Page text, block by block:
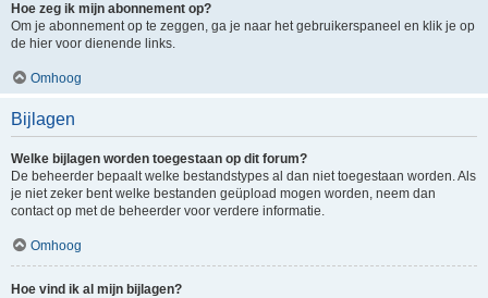
Hoe zeg ik mijn abonnement op?
Om je abonnement op te zeggen, ga je naar het gebruikerspaneel en klik je op
de hier voor dienende links.
Omhoog
Bijlagen
Welke bijlagen worden toegestaan op dit forum?
De beheerder bepaalt welke bestandstypes al dan niet toegestaan worden. Als
je niet zeker bent welke bestanden geüpload mogen worden, neem dan
contact op met de beheerder voor verdere informatie.
Omhoog
Hoe vind ik al mijn bijlagen?